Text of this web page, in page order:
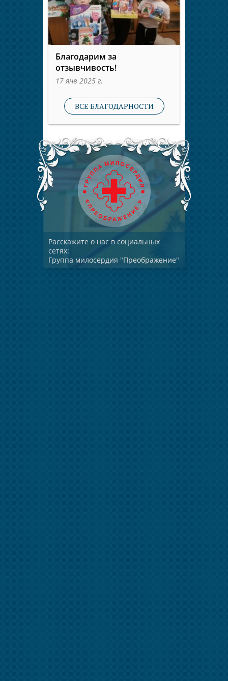
Благодарим за
отзывчивость!
17 янв 2025 г.
ВСЕ БЛАГОДАРНОСТИ
Расскажите о нас в социальных
сетях:
Группа милосердия "Преображение"